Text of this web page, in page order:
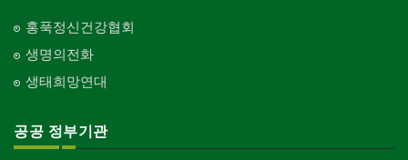
홍푹정신건강협회
생명의전화
생태희망연대
공공 정부기관